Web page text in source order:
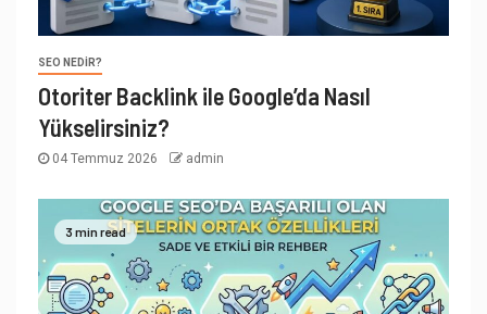
SEO NEDIR?
Otoriter Backlink ile Google’da Nasıl
Yükselirsiniz?
04 Temmuz 2026 admin
3 min read